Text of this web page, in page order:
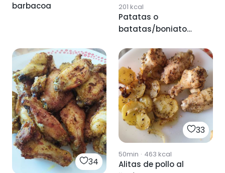
barbacoa
201 kcal
Patatas o
batatas/boniato
34
33
50min · 463 kcal
Alitas de pollo al